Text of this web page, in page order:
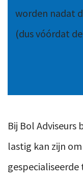
worden nadat
(dus vóórdat
Bij Bol
lastig kan zijn